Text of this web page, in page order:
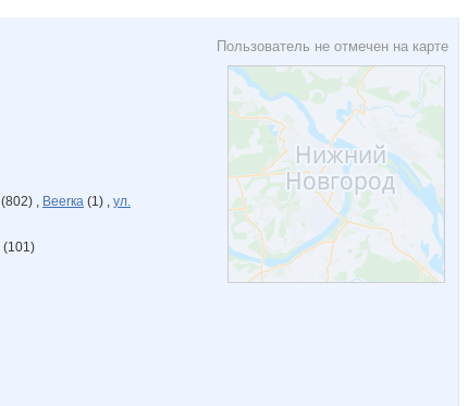
Пользователь не отмечен на карте
(802) , Beerка (1) , ул.
(101)